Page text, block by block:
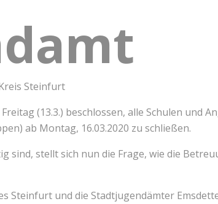
Steinfurt
(13.3.) beschlossen, alle Schulen und
ab Montag, 16.03.2020 zu schließen.
sind, stellt sich nun die Frage, wie die
Steinfurt und die Stadtjugendämter